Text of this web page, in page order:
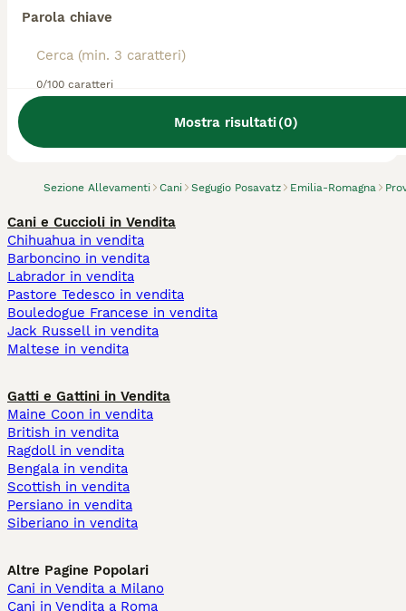
Parola chiave
0/100 caratteri
Mostra risultati(0)
Sezione Allevamenti Cani Segugio Posavatz Emilia-Romagna
Abbiamo trovato 0 Allevamento di Segugio
Posavatz, Forlimpopoli.
Cani e Cuccioli in Vendita
Chihuahua in vendita
Barboncino in vendita
Labrador in vendita
Pastore Tedesco in vendita
Bouledogue Francese in vendita
Jack Russell in vendita
Maltese in vendita
Gatti e Gattini in Vendita
Maine Coon in vendita
British in vendita
Ragdoll in vendita
Bengala in vendita
Scottish in vendita
Persiano in vendita
Siberiano in vendita
Altre Pagine Popolari
Cani in Vendita a Milano
Cani in Vendita a Roma